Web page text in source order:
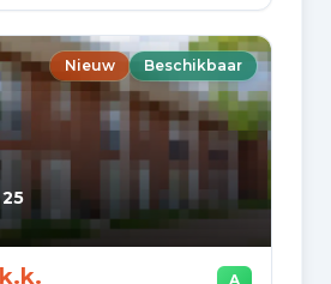
van bewoners
6.600
15-25: 3.680
Nieuw Beschikbaar
A